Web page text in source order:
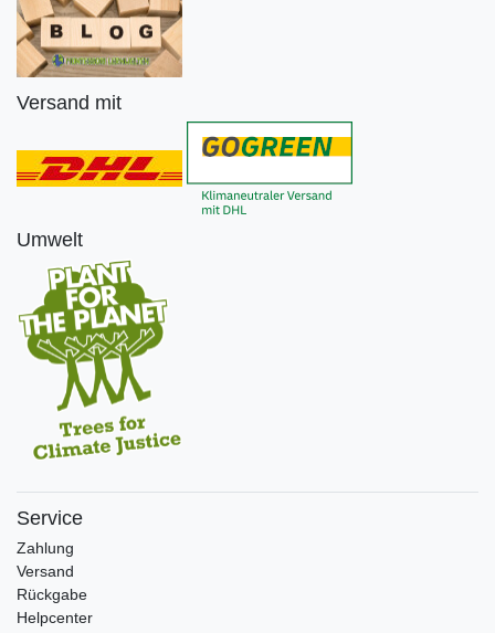
Versand mit
Umwelt
Service
Zahlung
Versand
Rückgabe
Helpcenter